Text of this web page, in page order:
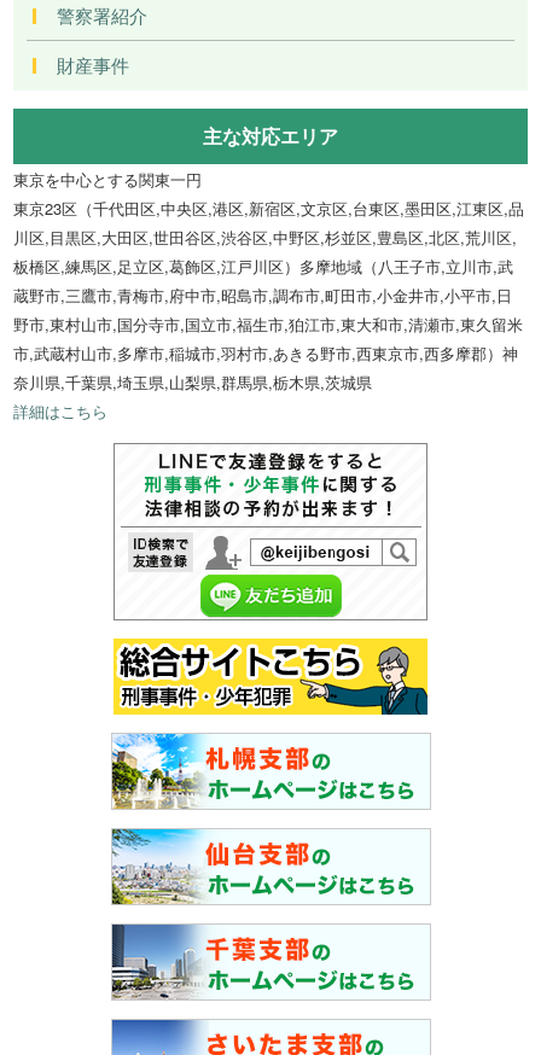
警察署紹介
財産事件
主な対応エリア
東京を中心とする関東一円
東京23区（千代田区,中央区,港区,新宿区,文京区,台東区,墨田区,江東区,品
川区,目黒区,大田区,世田谷区,渋谷区,中野区,杉並区,豊島区,北区,荒川区,
板橋区,練馬区,足立区,葛飾区,江戸川区）多摩地域（八王子市,立川市,武
蔵野市,三鷹市,青梅市,府中市,昭島市,調布市,町田市,小金井市,小平市,日
野市,東村山市,国分寺市,国立市,福生市,狛江市,東大和市,清瀬市,東久留米
市,武蔵村山市,多摩市,稲城市,羽村市,あきる野市,西東京市,西多摩郡）神
奈川県,千葉県,埼玉県,山梨県,群馬県,栃木県,茨城県
詳細はこちら